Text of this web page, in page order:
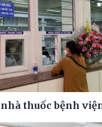
thuốc bệnh